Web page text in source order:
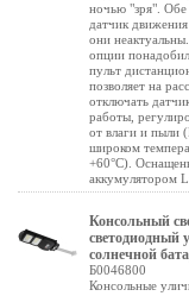
ночью "зря".
датчик
они
опции
пульт
позволяет на
отключать
работы,
от влаги и пыли
широком
+60°C).
аккумулятором
Консольный
светодиодный
солнечной
Б0046800
Консольные